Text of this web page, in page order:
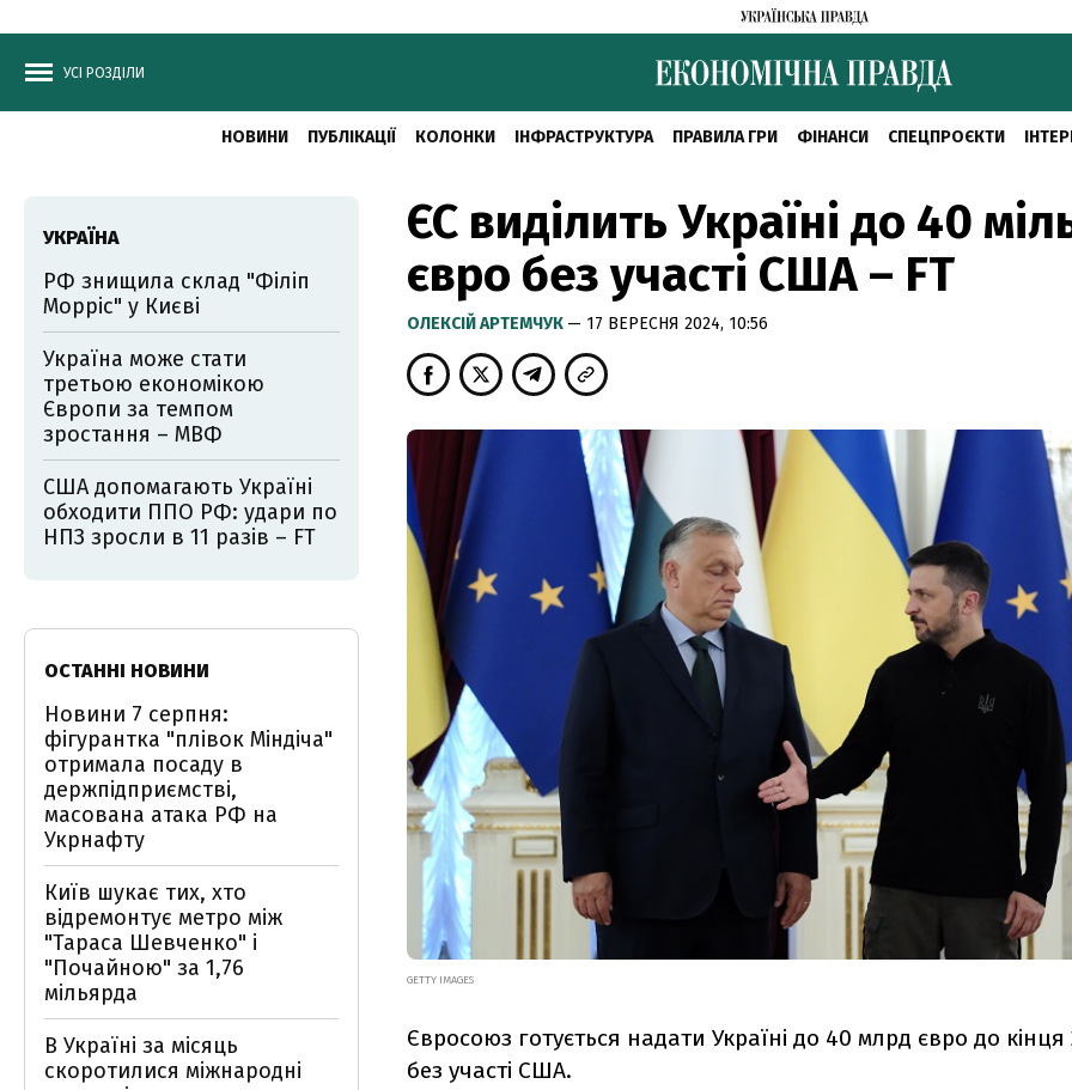
УСІ РОЗДІЛИ
НОВИНИ ПУБЛІКАЦІЇ КОЛОНКИ ІНФРАСТРУКТУРА ПРАВИЛА ГРИ ФІНАНСИ СПЕЦПРОЄКТИ
ЄС виділить Україні до 40
євро без участі США – FT
ОЛЕКСІЙ АРТЕМЧУК — 17 ВЕРЕСНЯ 2024, 10:56
GETTY IMAGES
Євросоюз готується надати Україні до 40 млрд євро до кінця
без участі США.
УКРАЇНА
РФ знищила склад "Філіп
Морріс" у Києві
Україна може стати
третьою економікою
Європи за темпом
зростання – МВФ
США допомагають Україні
обходити ППО РФ: удари по
НПЗ зросли в 11 разів – FT
ОСТАННІ НОВИНИ
Новини 7 серпня:
фігурантка "плівок Міндіча"
отримала посаду в
держпідприємстві,
масована атака РФ на
Укрнафту
Київ шукає тих, хто
відремонтує метро між
"Тараса Шевченко" і
"Почайною" за 1,76
мільярда
В Україні за місяць
скоротилися міжнародні